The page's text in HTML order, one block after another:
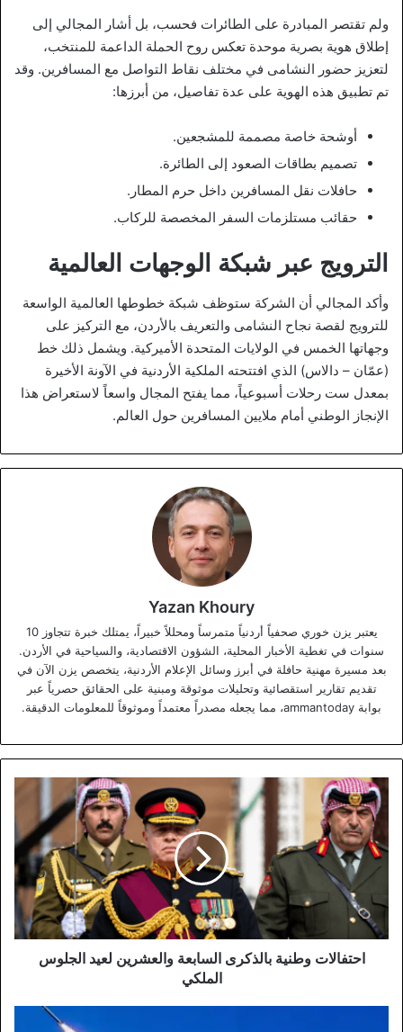
ولم تقتصر المبادرة على الطائرات فحسب، بل أشار المجالي إلى
إطلاق هوية بصرية موحدة تعكس روح الحملة الداعمة للمنتخب،
لتعزيز حضور النشامى في مختلف نقاط التواصل مع المسافرين. وقد
تم تطبيق هذه الهوية على عدة تفاصيل، من أبرزها:
أوشحة خاصة مصممة للمشجعين.
تصميم بطاقات الصعود إلى الطائرة.
حافلات نقل المسافرين داخل حرم المطار.
حقائب مستلزمات السفر المخصصة للركاب.
الترويج عبر شبكة الوجهات العالمية
وأكد المجالي أن الشركة ستوظف شبكة خطوطها العالمية الواسعة
للترويج لقصة نجاح النشامى والتعريف بالأردن، مع التركيز على
وجهاتها الخمس في الولايات المتحدة الأميركية. ويشمل ذلك خط
(عمّان – دالاس) الذي افتتحته الملكية الأردنية في الآونة الأخيرة
بمعدل ست رحلات أسبوعياً، مما يفتح المجال واسعاً لاستعراض هذا
الإنجاز الوطني أمام ملايين المسافرين حول العالم.
Yazan Khoury
يعتبر يزن خوري صحفياً أردنياً متمرساً ومحللاً خبيراً، يمتلك خبرة تتجاوز 10
سنوات في تغطية الأخبار المحلية، الشؤون الاقتصادية، والسياحية في الأردن.
بعد مسيرة مهنية حافلة في أبرز وسائل الإعلام الأردنية، يتخصص يزن الآن في
تقديم تقارير استقصائية وتحليلات موثوقة ومبنية على الحقائق حصرياً عبر
بوابة ammantoday، مما يجعله مصدراً معتمداً وموثوقاً للمعلومات الدقيقة.
احتفالات
وطنية
بالذكرى
السابعة
والعشرين
لعيد
الجلوس
الملكي
احتفالات وطنية بالذكرى السابعة والعشرين لعيد الجلوس
الملكي